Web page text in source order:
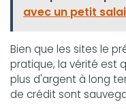
avec un petit
Bien que les sites le
pratique, la vérité est
plus d'argent à long
de crédit sont